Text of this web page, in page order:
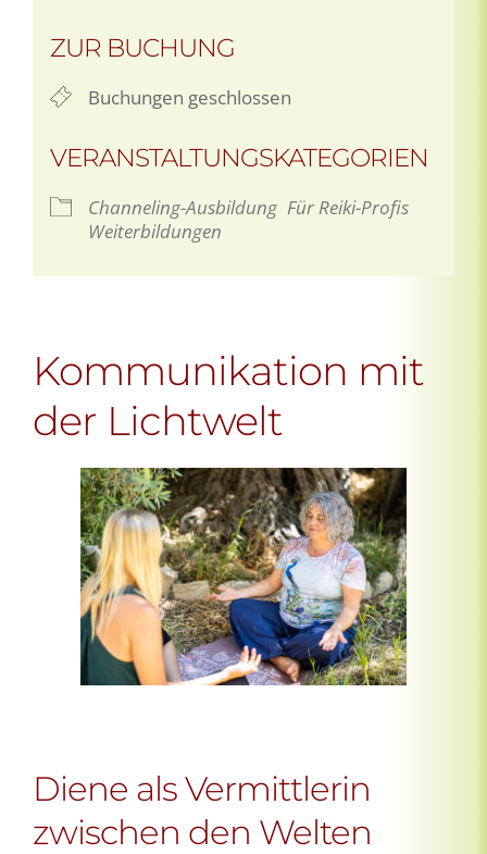
ZUR BUCHUNG
Buchungen geschlossen
VERANSTALTUNGSKATEGORIEN
Channeling-Ausbildung Für Reiki-Profis
Weiterbildungen
Kommunikation mit
der Lichtwelt
Diene als Vermittlerin
zwischen den Welten